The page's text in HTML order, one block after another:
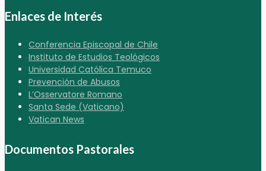
Enlaces de Interés
Conferencia Episcopal de Chile
Instituto de Estudios Teológicos
Universidad Católica Temuco
Prevención de Abusos
L’Osservatore Romano
Santa Sede (Vaticano)
Vatican News
Documentos Pastorales